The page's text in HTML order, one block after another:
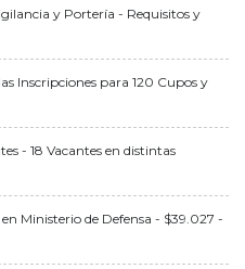
y Portería - Requisitos y
Inscripciones para 120 Cupos y
- 18 Vacantes en distintas
Ministerio de Defensa - $39.027 -